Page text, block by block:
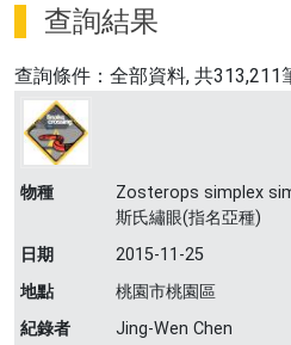
查詢結果
查詢條件： 全部資料, 共313,211
物種
Zosterops simplex
斯氏繡眼(指名亞種)
日期
2015-11-25
地點
桃園市桃園區
紀錄者
Jing-Wen Chen